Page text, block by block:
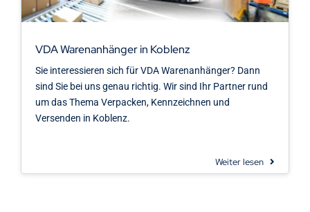
VDA Warenanhänger in Koblenz
Sie interessieren sich für VDA Warenanhänger? Dann
sind Sie bei uns genau richtig. Wir sind Ihr Partner rund
um das Thema Verpacken, Kennzeichnen und
Versenden in Koblenz.
Weiter lesen